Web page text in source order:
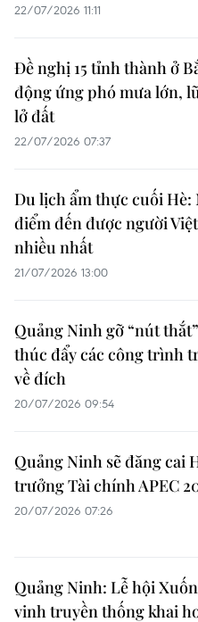
22/07/2026 11:11
Đề nghị 15 tỉnh thành ở
động ứng phó mưa lớn,
lở đất
22/07/2026 07:37
Du lịch ẩm thực cuối Hè:
điểm đến được người
nhiều nhất
21/07/2026 13:00
Quảng Ninh gỡ “nút
thúc đẩy các công trình
về đích
20/07/2026 09:54
Quảng Ninh sẽ đăng cai
trưởng Tài chính APEC
20/07/2026 07:26
Quảng Ninh: Lễ hội
vinh truyền thống khai